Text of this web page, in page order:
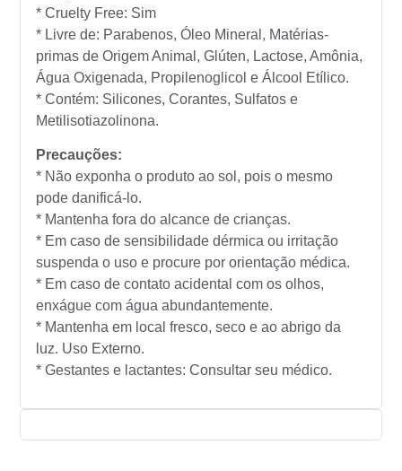
* Cruelty Free: Sim
* Livre de: Parabenos, Óleo Mineral, Matérias-
primas de Origem Animal, Glúten, Lactose, Amônia,
Água Oxigenada, Propilenoglicol e Álcool Etílico.
* Contém: Silicones, Corantes, Sulfatos e
Metilisotiazolinona.
Precauções:
* Não exponha o produto ao sol, pois o mesmo
pode danificá-lo.
* Mantenha fora do alcance de crianças.
* Em caso de sensibilidade dérmica ou irritação
suspenda o uso e procure por orientação médica.
* Em caso de contato acidental com os olhos,
enxágue com água abundantemente.
* Mantenha em local fresco, seco e ao abrigo da
luz. Uso Externo.
* Gestantes e lactantes: Consultar seu médico.